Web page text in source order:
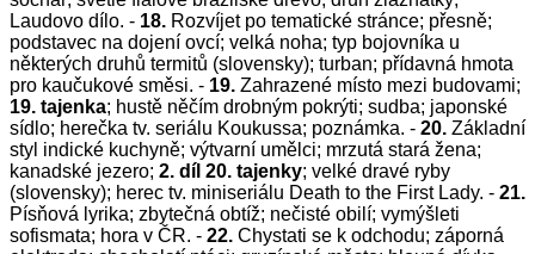
Laudovo dílo. - 18. Rozvíjet po tematické stránce; přesně;
podstavec na dojení ovcí; velká noha; typ bojovníka u
některých druhů termitů (slovensky); turban; přídavná hmota
pro kaučukové směsi. - 19. Zahrazené místo mezi budovami;
19. tajenka; hustě něčím drobným pokrýti; sudba; japonské
sídlo; herečka tv. seriálu Koukussa; poznámka. - 20. Základní
styl indické kuchyně; výtvarní umělci; mrzutá stará žena;
kanadské jezero; 2. díl 20. tajenky; velké dravé ryby
(slovensky); herec tv. miniseriálu Death to the First Lady. - 21.
Písňová lyrika; zbytečná obtíž; nečisté obilí; vymýšleti
sofismata; hora v ČR. - 22. Chystati se k odchodu; záporná